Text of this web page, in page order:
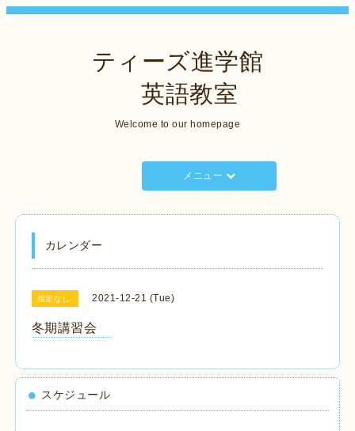
ティーズ進学館
英語教室
Welcome to our homepage
メニュー
カレンダー
指定なし 2021-12-21 (Tue)
冬期講習会
スケジュール